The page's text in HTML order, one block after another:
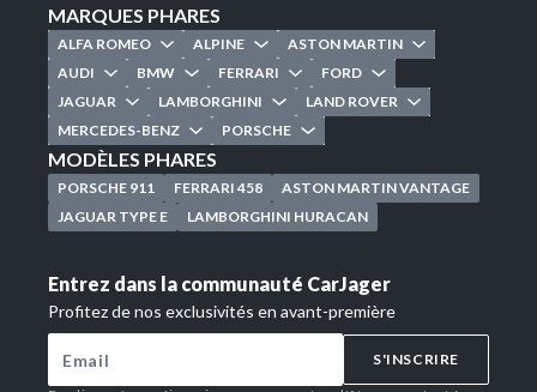
MARQUES PHARES
ALFA ROMEO ALPINE
ASTON MARTIN
AUDI
BMW FERRARI
FORD
JAGUAR
LAMBORGHINI
LAND ROVER
MERCEDES-BENZ
PORSCHE
MODÈLES PHARES
PORSCHE 911 FERRARI 458
ASTON MARTIN VANTAGE
JAGUAR TYPE E
LAMBORGHINI HURACAN
Entrez dans la communauté CarJager
Profitez de nos exclusivités en avant-première
S'INSCRIRE